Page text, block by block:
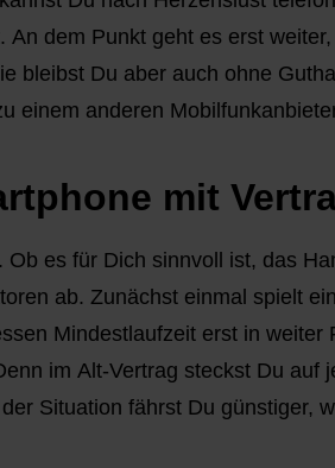
dem Punkt geht es erst
bleibst Du aber auch ohne
einem anderen
mit
es für Dich sinnvoll ist, das
ab. Zunächst einmal spielt
Mindestlaufzeit erst in
im Alt-Vertrag steckst Du auf
Situation fährst Du günstiger,